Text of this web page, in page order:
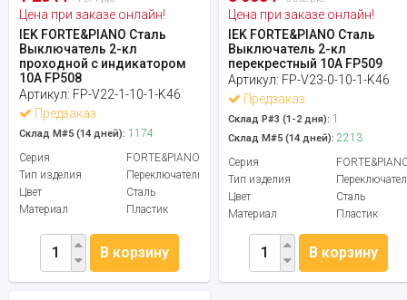
Цена при заказе онлайн!
IEK FORTE&PIANO Сталь
Выключатель 2-кл
проходной с индикатором
10А FP508
Артикул: FP-V22-1-10-1-K46
Предзаказ
Склад М#5 (14 дней): 1174
Серия
FORTE&PIANO
Тип изделия
Переключатель
Цвет
Сталь
Материал
Пластик
В корзину
Цена при заказе онлайн!
IEK FORTE&PIANO Сталь
Выключатель 2-кл
перекрестный 10А FP509
Артикул: FP-V23-0-10-1-K46
Предзаказ
Склад Р#3 (1-2 дня): 1
Склад М#5 (14 дней): 2213
Серия
Тип изделия
Цвет
Сталь
Материал
Пластик
В корзину